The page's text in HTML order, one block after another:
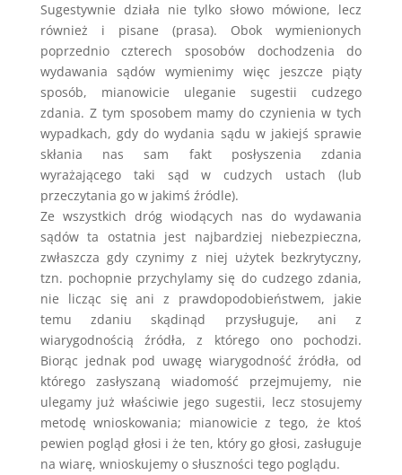
Sugestywnie działa nie tylko słowo mówione, lecz
również i pisane (prasa). Obok wymienionych
poprzednio czterech sposobów dochodzenia do
wydawania sądów wymienimy więc jeszcze piąty
sposób, mianowicie uleganie sugestii cudzego
zdania. Z tym sposobem mamy do czynienia w tych
wypadkach, gdy do wydania sądu w jakiejś sprawie
skłania nas sam fakt posłyszenia zdania
wyrażającego taki sąd w cudzych ustach (lub
przeczytania go w jakimś źródle).
Ze wszystkich dróg wiodących nas do wydawania
sądów ta ostatnia jest najbardziej niebezpieczna,
zwłaszcza gdy czynimy z niej użytek bezkrytyczny,
tzn. pochopnie przychylamy się do cudzego zdania,
nie licząc się ani z prawdopodobieństwem, jakie
temu zdaniu skądinąd przysługuje, ani z
wiarygodnością źródła, z którego ono pochodzi.
Biorąc jednak pod uwagę wiarygodność źródła, od
którego zasłyszaną wiadomość przejmujemy, nie
ulegamy już właściwie jego sugestii, lecz stosujemy
metodę wnioskowania; mianowicie z tego, że ktoś
pewien pogląd głosi i że ten, który go głosi, zasługuje
na wiarę, wnioskujemy o słuszności tego poglądu.